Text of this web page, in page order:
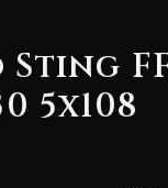
FF
5x108